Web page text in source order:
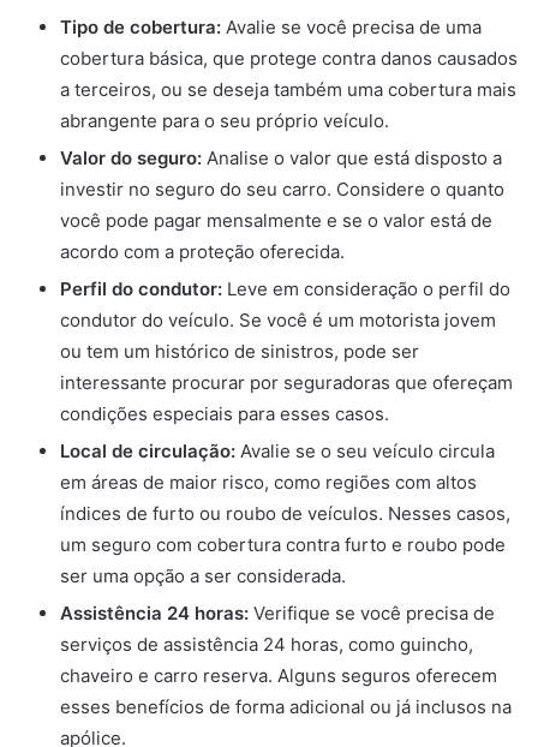
Tipo de cobertura: Avalie se você precisa de uma
cobertura básica, que protege contra danos causados
a terceiros, ou se deseja também uma cobertura mais
abrangente para o seu próprio veículo.
Valor do seguro: Analise o valor que está disposto a
investir no seguro do seu carro. Considere o quanto
você pode pagar mensalmente e se o valor está de
acordo com a proteção oferecida.
Perfil do condutor: Leve em consideração o perfil do
condutor do veículo. Se você é um motorista jovem
ou tem um histórico de sinistros, pode ser
interessante procurar por seguradoras que ofereçam
condições especiais para esses casos.
Local de circulação: Avalie se o seu veículo circula
em áreas de maior risco, como regiões com altos
índices de furto ou roubo de veículos. Nesses casos,
um seguro com cobertura contra furto e roubo pode
ser uma opção a ser considerada.
Assistência 24 horas: Verifique se você precisa de
serviços de assistência 24 horas, como guincho,
chaveiro e carro reserva. Alguns seguros oferecem
esses benefícios de forma adicional ou já inclusos na
apólice.